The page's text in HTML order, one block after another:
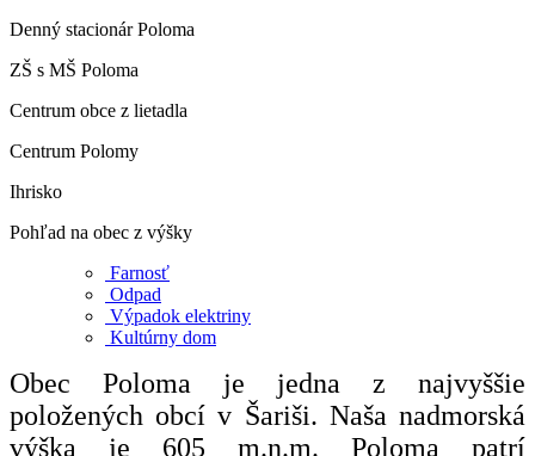
Denný stacionár Poloma
ZŠ s MŠ Poloma
Centrum obce z lietadla
Centrum Polomy
Ihrisko
Pohľad na obec z výšky
Farnosť
Odpad
Výpadok elektriny
Kultúrny dom
Obec Poloma je jedna z najvyššie
položených obcí v Šariši. Naša nadmorská
výška je 605 m.n.m. Poloma patrí